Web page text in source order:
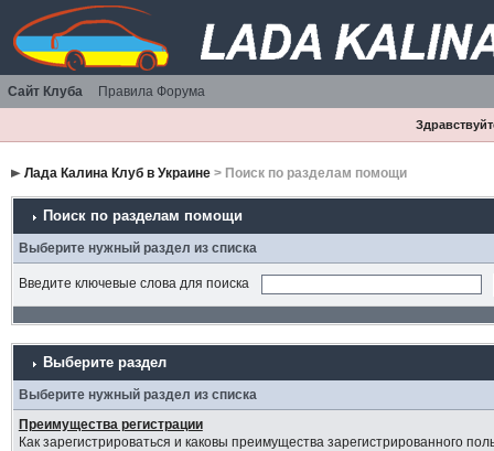
Сайт Клуба Правила Форума
Лада Калина Клуб в Украине> Поиск по разделам помощи
Поиск по разделам помощи
Выберите нужный раздел из списка
Введите ключевые слова для поиска
Выберите раздел
Выберите нужный раздел из списка
Преимущества регистрации
Как зарегистрироваться и каковы преимущества зарегистрированного